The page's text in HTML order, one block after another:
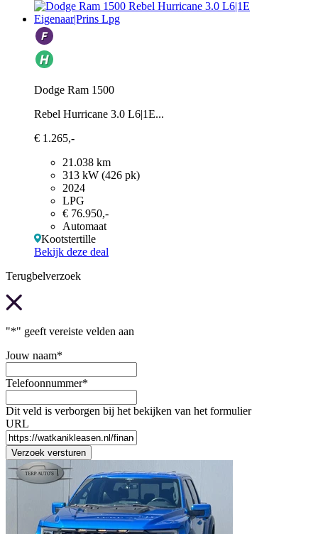
Dodge Ram 1500
Rebel Hurricane 3.0 L6|1E...
€ 1.265,-
21.038 km
313 kW (426 pk)
2024
LPG
€ 76.950,-
Automaat
Kootstertille
Bekijk deze deal
Terugbelverzoek
"*" geeft vereiste velden aan
Jouw naam*
Telefoonnummer*
Dit veld is verborgen bij het bekijken van het formulier
URL